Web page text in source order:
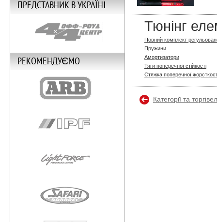
Тюнінг
Повний комплект
Пружини
Амортизатори
Тяги поперечної стійкості
Стяжка поперечної
Категорії та
ПРЕДСТАВНИК В УКРАЇНІ
РЕКОМЕНДУЄМО